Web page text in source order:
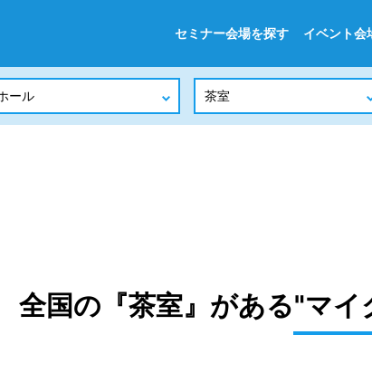
セミナー会場を探す イベント会
全国の『茶室』がある"マ